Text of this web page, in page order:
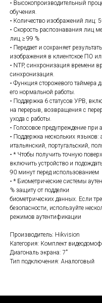
• Высокопроизводительный
обучения.
• Количество изображений лиц:
• Скорость распознавания лиц
лиц ≥ 99 %
• Передает и сохраняет
изображения в клиентское ПО
• NTP, синхронизация времени
синхронизация.
• Функция сторожевого таймера
его нормальной работы.
• Поддержка 6 статусов УРВ,
на перерыв, возвращения с
ухода с работы.
• Голосовое предупреждение при
• Поддержка нескольких
итальянский, португальский,
• * Чтобы получить точную
включить устройство и
90 минут перед использованием
• * Биометрические системы
% защиту от подделки
биометрических данных. Если
безопасности, используйте
режимов аутентификации
Производитель: Hikvision
Категория: Комплект
Диагональ экрана: 7"
Тип подключения: Аналоговый